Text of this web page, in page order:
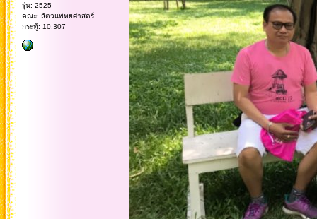
รุ่น: 2525
คณะ: สัตวแพทยศาสตร์
กระทู้: 10,307